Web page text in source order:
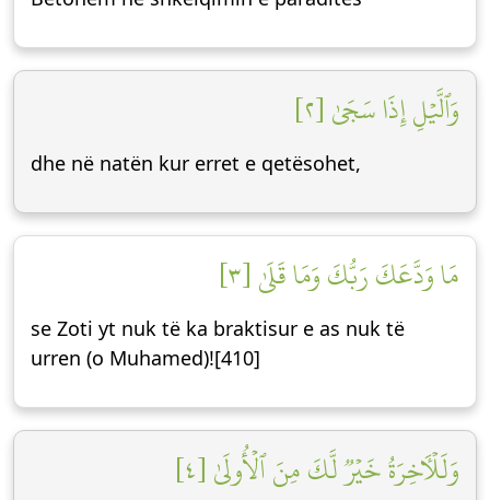
وَٱلَّيۡلِ إِذَا سَجَىٰ [٢]
dhe në natën kur erret e qetësohet,
مَا وَدَّعَكَ رَبُّكَ وَمَا قَلَىٰ [٣]
se Zoti yt nuk të ka braktisur e as nuk të
urren (o Muhamed)![410]
وَلَلۡأٓخِرَةُ خَيۡرٞ لَّكَ مِنَ ٱلۡأُولَىٰ [٤]